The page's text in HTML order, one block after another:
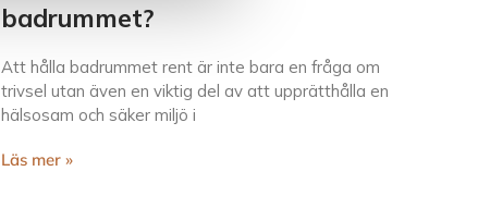
badrummet?
Att hålla badrummet rent är inte bara en fråga om
trivsel utan även en viktig del av att upprätthålla en
hälsosam och säker miljö i
Läs mer »